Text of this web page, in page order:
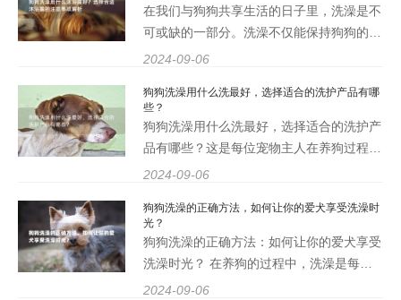
在我们与狗狗共享生活的日子里，洗澡是不
可或缺的一部分。洗澡不仅能保持狗狗的清
洁，还能促进它们的健康。选择合适的狗狗
市场上种类繁多的沐浴露让人眼花缭乱，如
何才能为我们的毛
2024-09-06
狗狗洗澡用什么洗最好，选择适合的洗护产品有哪
些？
狗狗洗澡用什么洗最好，选择适合的洗护产
品有哪些？这是每位宠物主人在养狗过程中
必须面对的重要问题。洗澡不仅是保持狗狗
式。选择合适的洗护产品能够有效地清洁狗
狗的皮肤和毛发，同
2024-09-06
狗狗洗澡的正确方法，如何让你的爱犬享受洗澡时
光？
狗狗洗澡的正确方法：如何让你的爱犬享受
洗澡时光？ 在养狗的过程中，洗澡是每位
狗主人都无法避免的任务。很多狗狗对于洗
2024-09-06